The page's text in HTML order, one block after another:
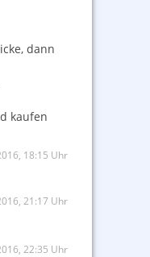
dann
kaufen
18:15 Uhr
21:17 Uhr
22:35 Uhr